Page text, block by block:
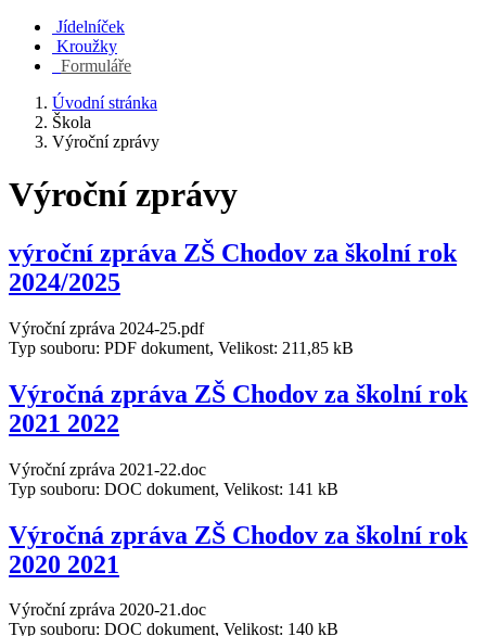
Jídelníček
Kroužky
Formuláře
Úvodní stránka
Škola
Výroční zprávy
Výroční zprávy
výroční zpráva ZŠ Chodov za školní rok
2024/2025
Výroční zpráva 2024-25.pdf
Typ souboru: PDF dokument, Velikost: 211,85 kB
Výročná zpráva ZŠ Chodov za školní rok
2021 2022
Výroční zpráva 2021-22.doc
Typ souboru: DOC dokument, Velikost: 141 kB
Výročná zpráva ZŠ Chodov za školní rok
2020 2021
Výroční zpráva 2020-21.doc
Typ souboru: DOC dokument, Velikost: 140 kB